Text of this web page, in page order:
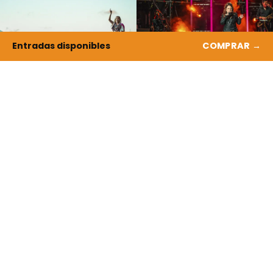
Entradas disponibles COMPRAR →